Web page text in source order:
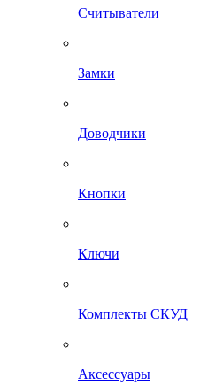
Считыватели
Замки
Доводчики
Кнопки
Ключи
Комплекты СКУД
Аксессуары